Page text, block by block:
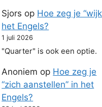
Sjors op Hoe zeg je
het Engels?
1 juli 2026
"Quarter" is ook een optie.
Anoniem op Hoe zeg je
“zich aanstellen” in het
Engels?